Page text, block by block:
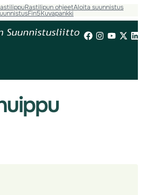
Rastilipun ohjeetAloita suunnistus
Fin5Kuvapankki